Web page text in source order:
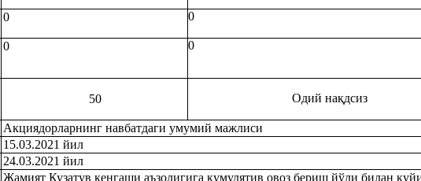
0 0
0 0
50
Одий нақдсиз
Акциядорларнинг навбатдаги умумий мажлиси
15.03.2021 йил
24.03.2021 йил
Жамият Кузатув кенгаши аъзолигига кумулятив овоз бериш йўли билан